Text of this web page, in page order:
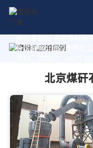
作为专业的 北京煤矸石
身定制高价值的粉体加
北京煤矸